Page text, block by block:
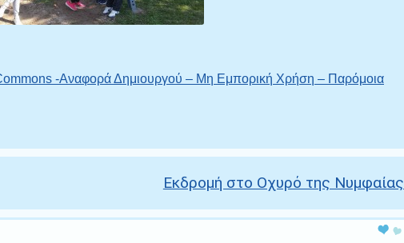
-Αναφορά Δημιουργού – Μη Εμπορική Χρήση – Παρόμοια
Εκδρομή στο Οχυρό της Νυμφαίας